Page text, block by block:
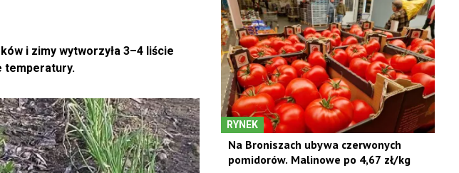
i zimy wytworzyła 3–4 liście
temperatury.
RYNEK
Na Broniszach ubywa czerwonych
pomidorów. Malinowe po 4,67 zł/kg